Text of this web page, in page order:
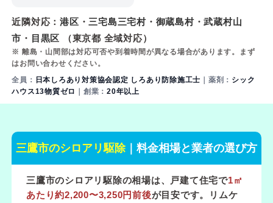
近隣対応：港区 ・ 三宅島三宅村・ 御蔵島村・武蔵村山
市 ・ 目黒区 （東京都 全域対応）
※ 離島・山間部は対応可否や到着時間が異なる場合があります。まず
はお問い合わせください。
全員： 日本しろあり対策協会認定 しろあり防除施工士 ｜薬剤： シック
ハウス13物質ゼロ ｜創業：20年以上
三鷹市のシロアリ駆除｜料金相場と業者の選び方
三鷹市のシロアリ駆除の相場は、戸建て住宅で1㎡
あたり約2,200〜3,250円前後が目安です。リムケ